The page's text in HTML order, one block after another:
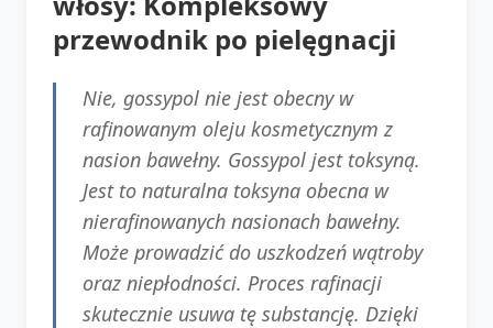
przewodnik po pielęgnacji
Nie, gossypol nie jest obecny w
rafinowanym oleju kosmetycznym z
nasion bawełny. Gossypol jest toksyną.
Jest to naturalna toksyna obecna w
nierafinowanych nasionach bawełny.
Może prowadzić do uszkodzeń wątroby
oraz niepłodności. Proces rafinacji
skutecznie usuwa tę substancję. Dzięki